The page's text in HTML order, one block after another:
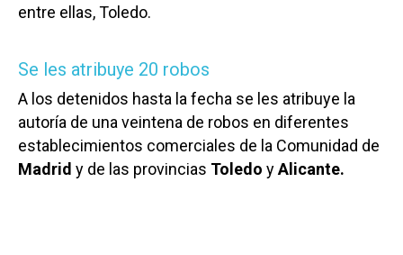
entre ellas, Toledo.
Se les atribuye 20 robos
A los detenidos hasta la fecha se les atribuye la
autoría de una veintena de robos en diferentes
establecimientos comerciales de la Comunidad de
Madrid y de las provincias Toledo yAlicante.